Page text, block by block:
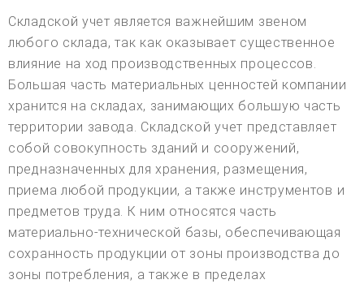
Складской учет является важнейшим звеном
любого склада, так как оказывает существенное
влияние на ход производственных процессов.
Большая часть материальных ценностей компании
хранится на складах, занимающих большую часть
территории завода. Складской учет представляет
собой совокупность зданий и сооружений,
предназначенных для хранения, размещения,
приема любой продукции, а также инструментов и
предметов труда. К ним относятся часть
материально-технической базы, обеспечивающая
сохранность продукции от зоны производства до
зоны потребления, а также в пределах